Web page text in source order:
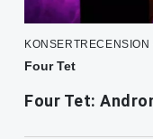
Four Tet
Four Tet: